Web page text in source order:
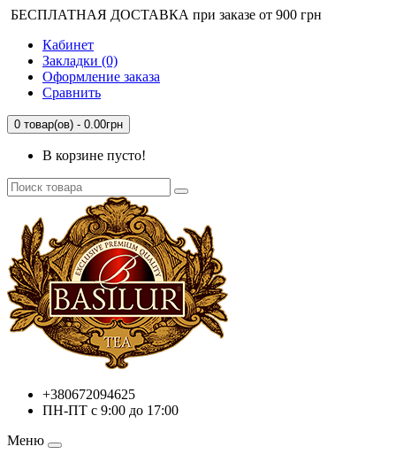
БЕСПЛАТНАЯ ДОСТАВКА при заказе от 900 грн
Кабинет
Закладки (0)
Оформление заказа
Сравнить
0 товар(ов) - 0.00грн
В корзине пусто!
+380672094625
ПН-ПТ с 9:00 до 17:00
Меню